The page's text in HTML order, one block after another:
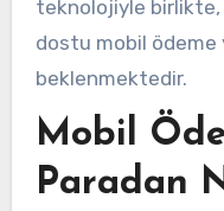
teknolojiyle birlikte,
dostu mobil ödeme
beklenmektedir.
Mobil
Paradan